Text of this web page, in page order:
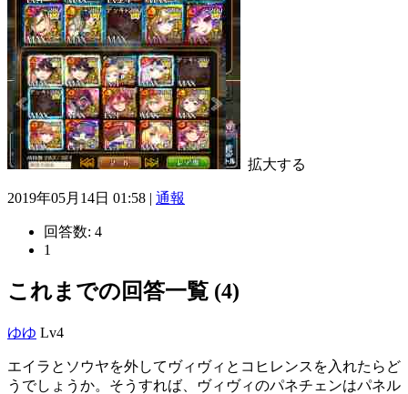
拡大する
2019年05月14日 01:58 | 通報
回答数: 4
1
これまでの回答一覧 (4)
ゆゆ Lv4
エイラとソウヤを外してヴィヴィとコヒレンスを入れたらど
うでしょうか。そうすれば、ヴィヴィのパネチェンはパネル